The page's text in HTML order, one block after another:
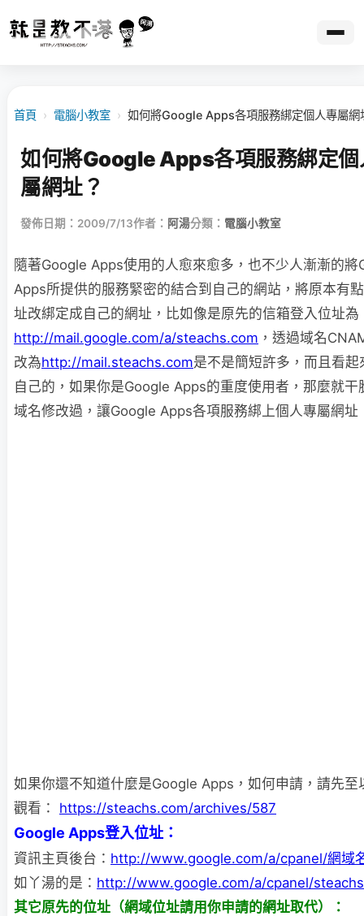
首頁 › 電腦小教室 › 如何將Google Apps各項服務綁定個人專屬網
如何將Google Apps各項服務綁定個
屬網址？
發佈日期：2009/7/13作者： 阿湯分類： 電腦小教室
隨著Google Apps使用的人愈來愈多，也不少人漸漸的將
Apps所提供的服務緊密的結合到自己的網站，將原本有
址改綁定成自己的網址，比如像是原先的信箱登入位址為
http://mail.google.com/a/steachs.com ，透過域名
改為http://mail.steachs.com是不是簡短許多，而且看起
自己的，如果你是Google Apps的重度使用者，那麼就干
域名修改過，讓Google Apps各項服務綁上個人專屬網址
如果你還不知道什麼是Google Apps，如何申請，請先至
觀看： https://steachs.com/archives/587
Google Apps登入位址：
資訊主頁後台： http://www.google.com/a/cpanel/網域
如丫湯的是： http://www.google.com/a/cpanel/
其它原先的位址（網域位址請用你申請的網址取代）：